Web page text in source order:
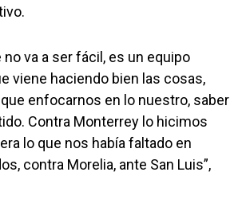
no va a ser fácil, es un equipo
viene haciendo bien las cosas,
enfocarnos en lo nuestro, saber
Contra Monterrey lo hicimos
lo que nos había faltado en
contra Morelia, ante San Luis”,